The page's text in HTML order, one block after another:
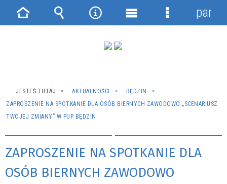
JESTEŚ TUTAJ AKTUALNOŚCI
BĘDZIN
ZAPROSZENIE NA SPOTKANIE DLA OSÓB BIERNYCH ZAWODOWO „SCENARIUSZ
TWOJEJ ZMIANY” W PUP BĘDZIN
ZAPROSZENIE NA SPOTKANIE DLA
OSÓB BIERNYCH ZAWODOWO
Strona Wyszukiwarka
NarzędziaMenu
Menu
panel